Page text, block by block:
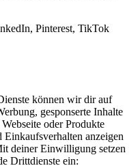
Pinterest, TikTok
können wir dir auf
gesponserte Inhalte
oder Produkte
anzeigen
deiner Einwilligung setzen
Drittdienste ein: